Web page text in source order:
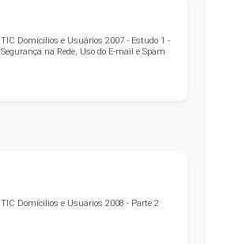
TIC Domícilios e Usuários 2007 - Estudo 1 -
Segurança na Rede, Uso do E-mail e Spam
TIC Domícilios e Usuários 2008 - Parte 2